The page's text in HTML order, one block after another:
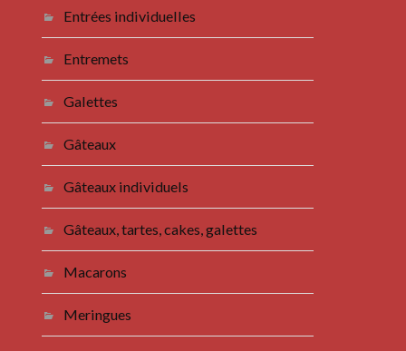
Entrées individuelles
Entremets
Galettes
Gâteaux
Gâteaux individuels
Gâteaux, tartes, cakes, galettes
Macarons
Meringues